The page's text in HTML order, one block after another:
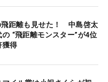
AD MJ-6X 45
RED 6X）
AD IZ-95z）
Gold X100）
Dynamic Gold X100）
距離も見せた！ 中島啓太
の “飛距離モンスター”が4位
獲得